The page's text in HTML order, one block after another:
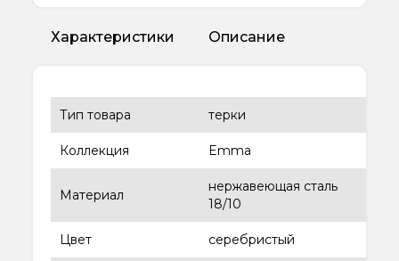
Характеристики Описание
Тип товара терки
Коллекция Emma
Материал
нержавеющая сталь
18/10
Цвет серебристый